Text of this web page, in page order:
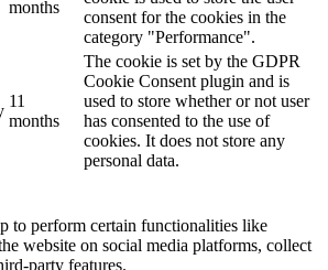
months
consent for the cookies in the
category "Performance".
11
months
The cookie is set by the GDPR
Cookie Consent plugin and is
used to store whether or not user
has consented to the use of
cookies. It does not store any
personal data.
to perform certain functionalities like
website on social media platforms, collect
party features.